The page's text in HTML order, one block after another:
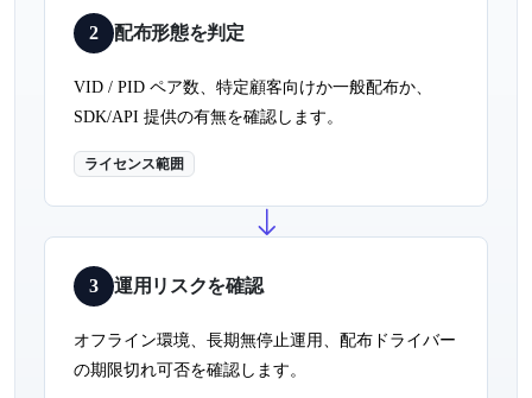
2 配布形態を判定
VID / PID ペア数、特定顧客向けか一般配布か、
SDK/API 提供の有無を確認します。
ライセンス範囲
3 運用リスクを確認
オフライン環境、長期無停止運用、配布ドライバー
の期限切れ可否を確認します。